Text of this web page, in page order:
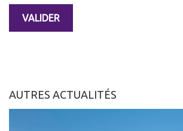
AUTRES ACTUALITÉS